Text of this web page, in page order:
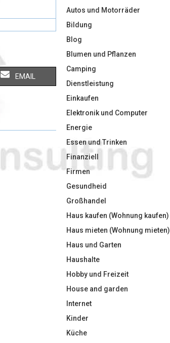
EMAIL
Autos und Motorräder
Bildung
Blog
Blumen und Pflanzen
Camping
Dienstleistung
Einkaufen
Elektronik und Computer
Energie
Essen und Trinken
Finanziell
Firmen
Gesundheid
Großhandel
Haus kaufen (Wohnung kaufen)
Haus mieten (Wohnung mieten)
Haus und Garten
Haushalte
Hobby und Freizeit
House and garden
Internet
Kinder
Küche